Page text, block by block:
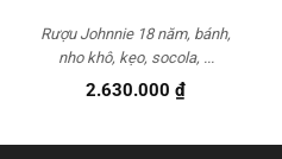
2.630.000₫
Rượu Johnnie 18 năm, bánh,
nho khô, kẹo, socola, ...